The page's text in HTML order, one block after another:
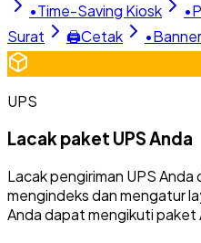
•Time-Saving Kiosk •
Surat
🖨️Cetak •
UPS
Lacak paket UPS Anda
Lacak pengiriman UPS Anda
mengindeks dan mengatur
Anda dapat mengikuti